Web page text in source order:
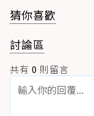
猜你喜歡
討論區
共有 0 則留言